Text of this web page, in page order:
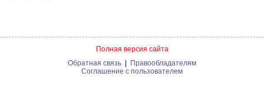
Полная версия сайта
Обратная связь | Правообладателям
Соглашение с пользователем